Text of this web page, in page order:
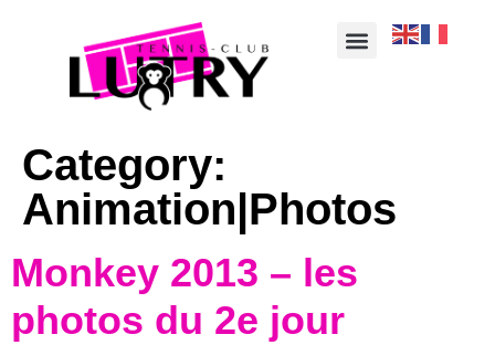
Category:
Animation|Photos
Monkey 2013 – les
photos du 2e jour